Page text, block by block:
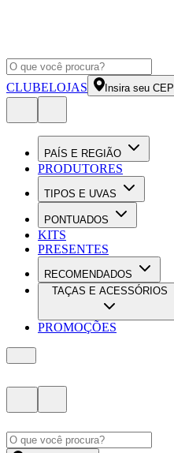
CLUBELOJAS Insira seu CEP
PAÍS E REGIÃO
PRODUTORES
TIPOS E UVAS
PONTUADOS
KITS
PRESENTES
RECOMENDADOS
TAÇAS E ACESSÓRIOS
PROMOÇÕES